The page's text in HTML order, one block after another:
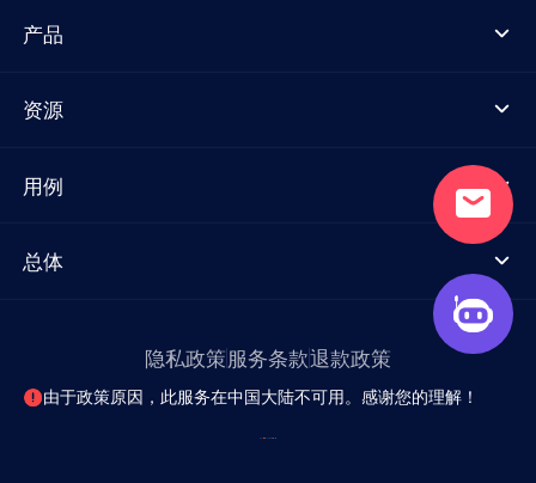
产品
资源
用例
总体
隐私政策服务条款退款政策
由于政策原因，此服务在中国大陆不可用。感谢您的理解！